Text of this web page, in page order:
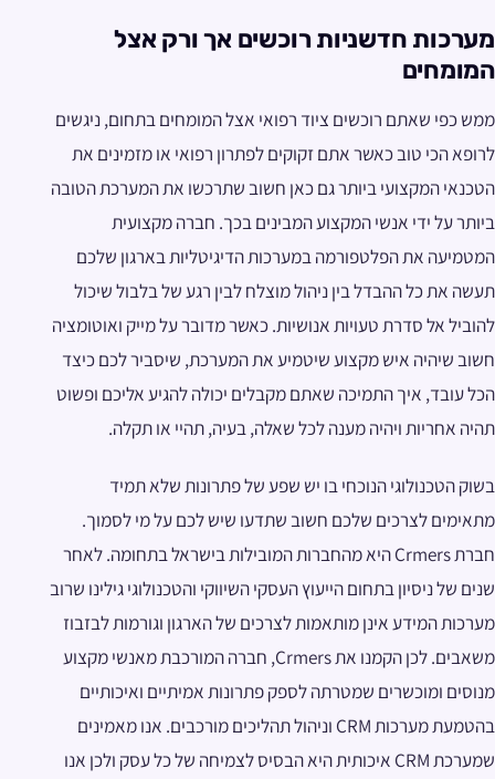
מערכות חדשניות רוכשים אך ורק אצל
המומחים
ממש כפי שאתם רוכשים ציוד רפואי אצל המומחים בתחום, ניגשים
לרופא הכי טוב כאשר אתם זקוקים לפתרון רפואי או מזמינים את
הטכנאי המקצועי ביותר גם כאן חשוב שתרכשו את המערכת הטובה
ביותר על ידי אנשי המקצוע המבינים בכך. חברה מקצועית
המטמיעה את הפלטפורמה במערכות הדיגיטליות בארגון שלכם
תעשה את כל ההבדל בין ניהול מוצלח לבין רגע של בלבול שיכול
להוביל אל סדרת טעויות אנושיות. כאשר מדובר על מייק ואוטומציה
חשוב שיהיה איש מקצוע שיטמיע את המערכת, שיסביר לכם כיצד
הכל עובד, איך התמיכה שאתם מקבלים יכולה להגיע אליכם ופשוט
תהיה אחריות ויהיה מענה לכל שאלה, בעיה, תהיי או תקלה.
בשוק הטכנולוגי הנוכחי בו יש שפע של פתרונות שלא תמיד
מתאימים לצרכים שלכם חשוב שתדעו שיש לכם על מי לסמוך.
חברת Crmers היא מהחברות המובילות בישראל בתחומה. לאחר
שנים של ניסיון בתחום הייעוץ העסקי השיווקי והטכנולוגי גילינו שרוב
מערכות המידע אינן מותאמות לצרכים של הארגון וגורמות לבזבוז
משאבים. לכן הקמנו את Crmers, חברה המורכבת מאנשי מקצוע
מנוסים ומוכשרים שמטרתה לספק פתרונות אמיתיים ואיכותיים
בהטמעת מערכות CRM וניהול תהליכים מורכבים. אנו מאמינים
שמערכת CRM איכותית היא הבסיס לצמיחה של כל עסק ולכן אנו